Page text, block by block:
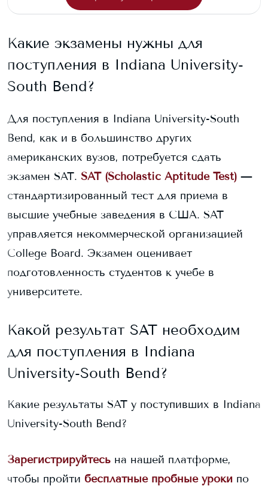
Какие экзамены нужны для
поступления в Indiana University-
South Bend?
Для поступления в Indiana University-South
Bend, как и в большинство других
американских вузов, потребуется сдать
экзамен SAT. SAT (Scholastic Aptitude Test) —
стандартизированный тест для приема в
высшие учебные заведения в США. SAT
управляется некоммерческой организацией
College Board. Экзамен оценивает
подготовленность студентов к учебе в
университете.
Какой результат SAT необходим
для поступления в Indiana
University-South Bend?
Какие результаты SAT у поступивших в Indiana
University-South Bend?
Зарегистрируйтесь на нашей платформе,
чтобы пройти бесплатные пробные уроки по